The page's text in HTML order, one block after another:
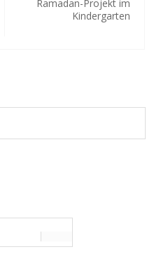
Ramadan-Projekt im
Kindergarten